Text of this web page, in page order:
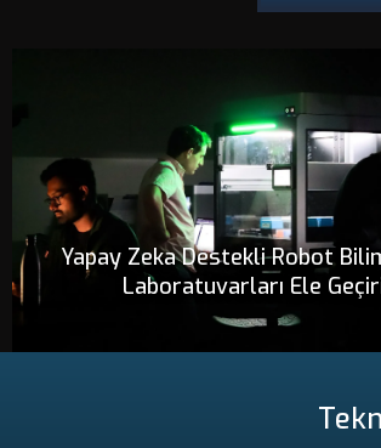
Yapay Zeka Destekli Robot
Laboratuvarları Ele